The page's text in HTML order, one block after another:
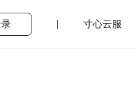
寸心云服